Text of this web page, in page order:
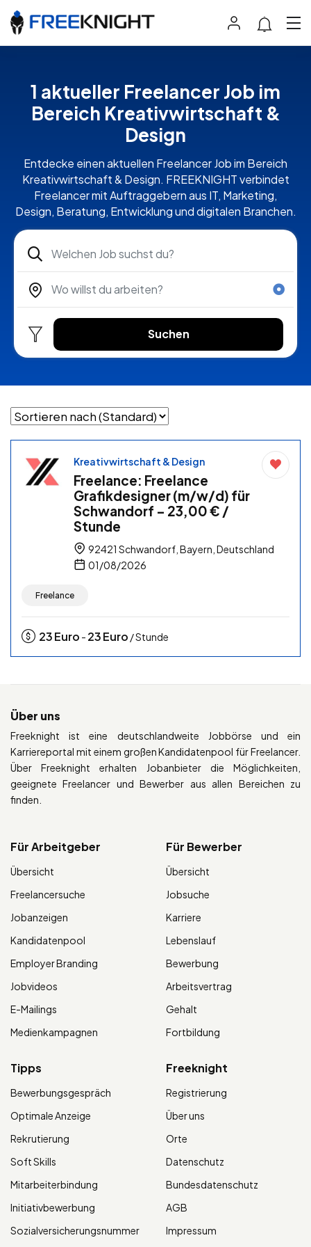
1 aktueller Freelancer Job im
Bereich Kreativwirtschaft &
Design
Entdecke einen aktuellen Freelancer Job im Bereich
Kreativwirtschaft & Design. FREEKNIGHT verbindet
Freelancer mit Auftraggebern aus IT, Marketing,
Design, Beratung, Entwicklung und digitalen Branchen.
Suchen
Kreativwirtschaft & Design
Freelance: Freelance
Grafikdesigner (m/w/d) für
Schwandorf – 23,00 € /
Stunde
92421 Schwandorf, Bayern, Deutschland
01/08/2026
Freelance
23Euro - 23Euro / Stunde
Über uns
Freeknight ist eine deutschlandweite Jobbörse und ein
Karriereportal mit einem großen Kandidatenpool für Freelancer.
Über Freeknight erhalten Jobanbieter die Möglichkeiten,
geeignete Freelancer und Bewerber aus allen Bereichen zu
finden.
Für Arbeitgeber
Übersicht
Freelancersuche
Jobanzeigen
Kandidatenpool
Employer Branding
Jobvideos
E-Mailings
Medienkampagnen
Für Bewerber
Übersicht
Jobsuche
Karriere
Lebenslauf
Bewerbung
Arbeitsvertrag
Gehalt
Fortbildung
Tipps
Bewerbungsgespräch
Optimale Anzeige
Rekrutierung
Soft Skills
Mitarbeiterbindung
Initiativbewerbung
Sozialversicherungsnummer
Freeknight
Registrierung
Über uns
Orte
Datenschutz
Bundesdatenschutz
AGB
Impressum